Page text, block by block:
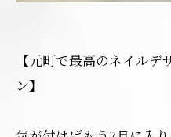
【元町で最高のネイル
ン】